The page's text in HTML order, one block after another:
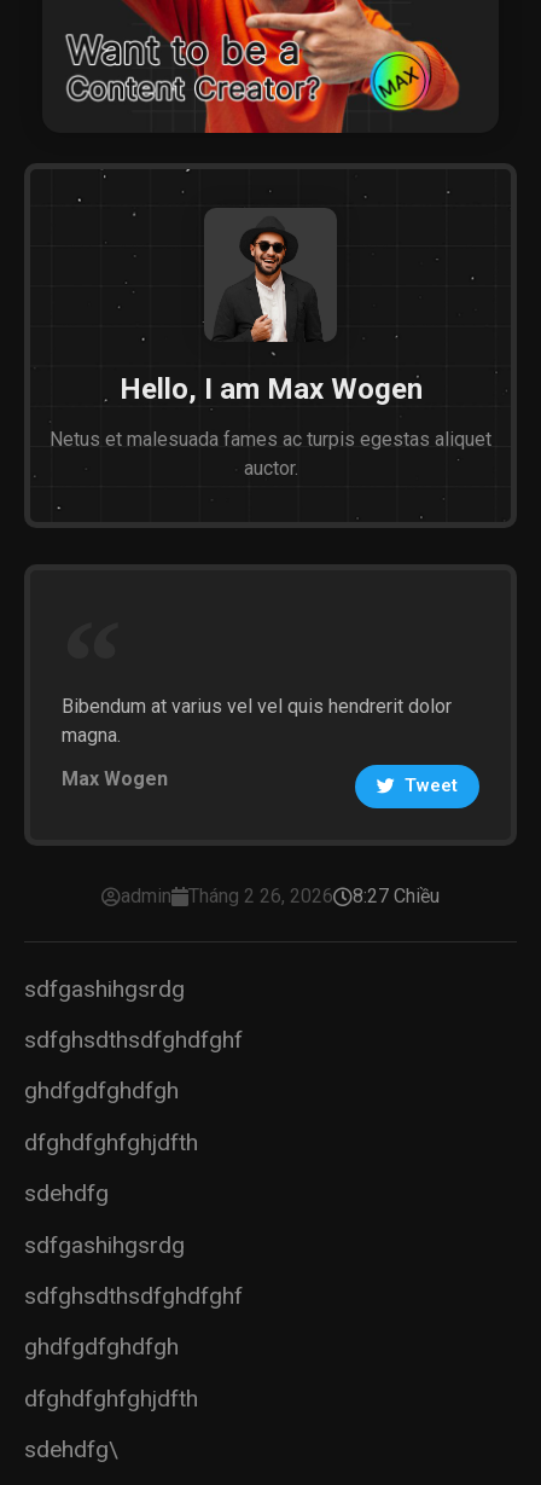
Hello, I am Max Wogen
Netus et malesuada fames ac turpis egestas aliquet
auctor.
Bibendum at varius vel vel quis hendrerit dolor
magna.
Max Wogen
Tweet
admin Tháng 2 26, 2026 8:27 Chiều
sdfgashihgsrdg
sdfghsdthsdfghdfghf
ghdfgdfghdfgh
dfghdfghfghjdfth
sdehdfg
sdfgashihgsrdg
sdfghsdthsdfghdfghf
ghdfgdfghdfgh
dfghdfghfghjdfth
sdehdfg\